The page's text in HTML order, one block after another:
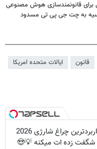
برای قانونمندسازی هوش مصنوعی
به چت جی پی تی مسدود
قانون
ایالات متحده امریکا
پرکاربردترین چراغ شارژی 2026
شگفت زده ات میکنه 💡😍